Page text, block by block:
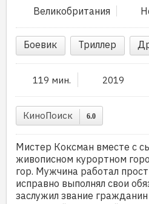
Великобритания
Боевик Триллер
119 мин. 2019
КиноПоиск 6.0
Мистер Коксман вместе с
живописном курортном
гор. Мужчина работал
исправно выполнял свои
заслужил звание